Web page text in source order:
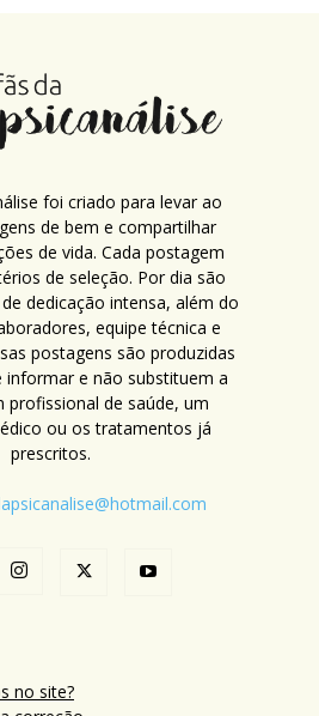
foi criado para levar ao
de bem e compartilhar
de vida. Cada postagem
de seleção. Por dia são
dedicação intensa, além do
equipe técnica e
postagens são produzidas
e não substituem a
profissional de saúde, um
ou os tratamentos já
prescritos.
no site?